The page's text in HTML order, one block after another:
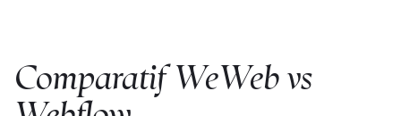
Comparatif WeWeb vs